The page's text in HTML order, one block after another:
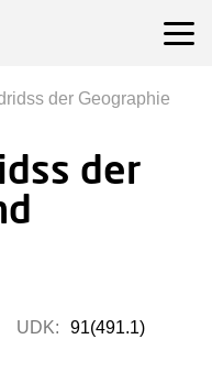
der Geographie
der
UDK: 91(491.1)